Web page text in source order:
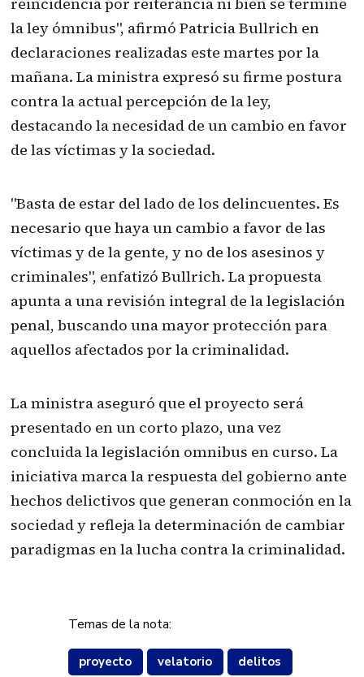
la ley ómnibus", afirmó Patricia Bullrich en
declaraciones realizadas este martes por la
mañana. La ministra expresó su firme postura
contra la actual percepción de la ley,
destacando la necesidad de un cambio en favor
de las víctimas y la sociedad.
"Basta de estar del lado de los delincuentes. Es
necesario que haya un cambio a favor de las
víctimas y de la gente, y no de los asesinos y
criminales", enfatizó Bullrich. La propuesta
apunta a una revisión integral de la legislación
penal, buscando una mayor protección para
aquellos afectados por la criminalidad.
La ministra aseguró que el proyecto será
presentado en un corto plazo, una vez
concluida la legislación omnibus en curso. La
iniciativa marca la respuesta del gobierno ante
hechos delictivos que generan conmoción en la
sociedad y refleja la determinación de cambiar
paradigmas en la lucha contra la criminalidad.
Temas de la nota:
proyecto velatorio delitos